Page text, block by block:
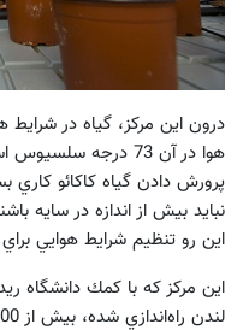
درون اين مركز، گياه در
هوا در آن 73 درجه
پرورش دادن گياه كاكائو كاري
نبايد بيش از اندازه در سايه
اين رو تنظيم شرايط هوايي
اين مركز كه با كمك دانشگاه